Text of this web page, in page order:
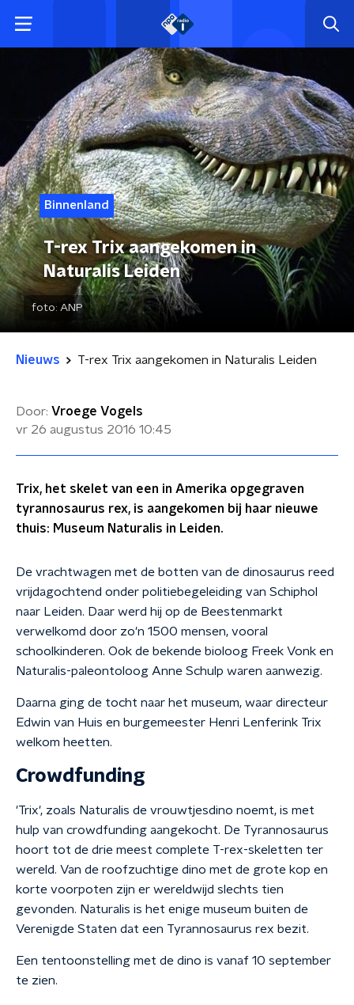
Binnenland
T-rex Trix aangekomen in
Naturalis Leiden
foto: ANP
Nieuws T-rex Trix aangekomen in Naturalis Leiden
Door: Vroege Vogels
vr 26 augustus 2016 10:45
Trix, het skelet van een in Amerika opgegraven
tyrannosaurus rex, is aangekomen bij haar nieuwe
thuis: Museum Naturalis in Leiden.
De vrachtwagen met de botten van de dinosaurus reed
vrijdagochtend onder politiebegeleiding van Schiphol
naar Leiden. Daar werd hij op de Beestenmarkt
verwelkomd door zo'n 1500 mensen, vooral
schoolkinderen. Ook de bekende bioloog Freek Vonk en
Naturalis-paleontoloog Anne Schulp waren aanwezig.
Daarna ging de tocht naar het museum, waar directeur
Edwin van Huis en burgemeester Henri Lenferink Trix
welkom heetten.
Crowdfunding
'Trix', zoals Naturalis de vrouwtjesdino noemt, is met
hulp van crowdfunding aangekocht. De Tyrannosaurus
hoort tot de drie meest complete T-rex-skeletten ter
wereld. Van de roofzuchtige dino met de grote kop en
korte voorpoten zijn er wereldwijd slechts tien
gevonden. Naturalis is het enige museum buiten de
Verenigde Staten dat een Tyrannosaurus rex bezit.
Een tentoonstelling met de dino is vanaf 10 september
te zien.